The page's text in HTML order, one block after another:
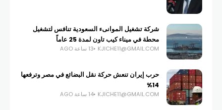
شركة تشغيل الموانىء السعودية تنافس لتشغيل
محطة في ميناء كيب تاون لمدة 25 عاماً
KJICHE11@GMAIL.COM 13 ساعة AGO
حرب إيران تنعش حركة نقل البضائع في مصر وترفعها
14%
KJICHE11@GMAIL.COM 14 ساعة AGO